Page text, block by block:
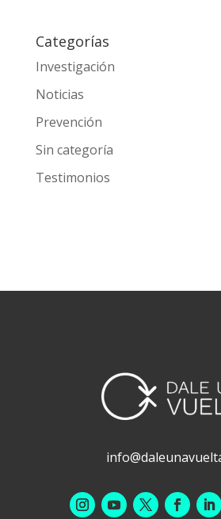
Categorías
Investigación
Noticias
Prevención
Sin categoría
Testimonios